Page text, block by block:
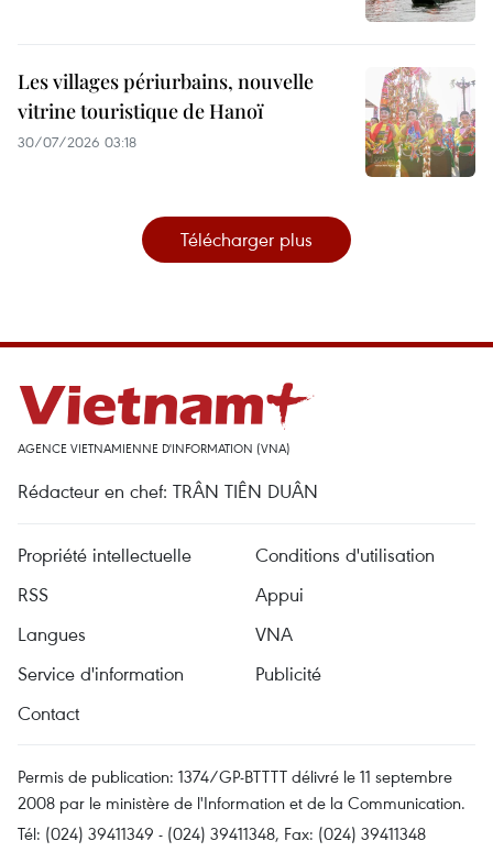
Les villages périurbains, nouvelle
vitrine touristique de Hanoï
30/07/2026 03:18
Télécharger plus
AGENCE VIETNAMIENNE D'INFORMATION (VNA)
Rédacteur en chef: TRÂN TIÊN DUÂN
Propriété intellectuelle
Conditions d'utilisation
RSS
Appui
Langues
VNA
Service d'information
Publicité
Contact
Permis de publication: 1374/GP-BTTTT délivré le 11 septembre
2008 par le ministère de l'Information et de la Communication.
Tél: (024) 39411349 - (024) 39411348, Fax: (024) 39411348